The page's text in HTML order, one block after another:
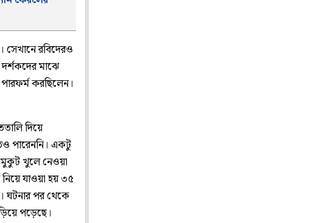
রবিদেরও
মাঝে
করছিলেন।
দিয়ে
পারেননি। একটু
মুকুট খুলে নেওয়া
যাওয়া হয় ৩৫
ঘটনার পর থেকে
পড়েছে।